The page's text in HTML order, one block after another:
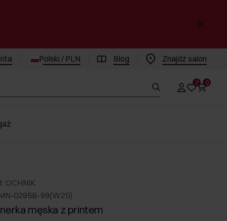
Polski / PLN Blog Znajdż salon
0 0
OCHNIK
0285B-99(W25)
męska z printem